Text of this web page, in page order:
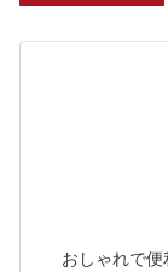
おしゃれで